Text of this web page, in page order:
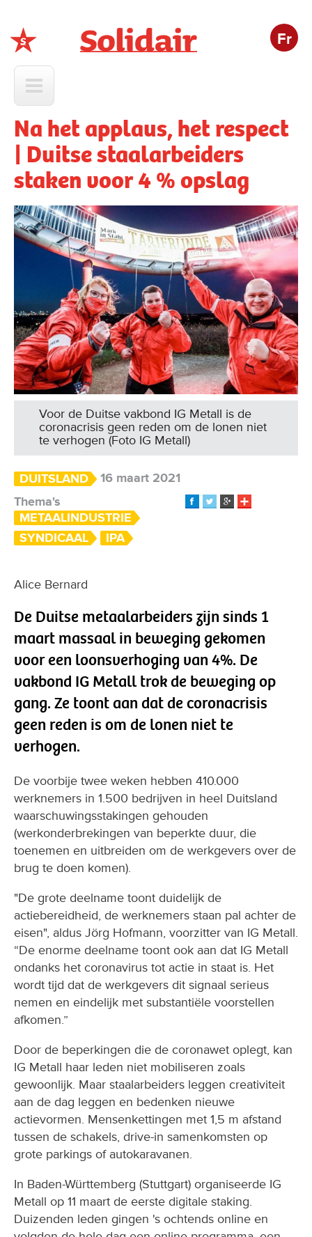
Fr
Na het applaus, het respect
| Duitse staalarbeiders
staken voor 4 % opslag
Voor de Duitse vakbond IG Metall is de
coronacrisis geen reden om de lonen niet
te verhogen (Foto IG Metall)
DUITSLAND
16 maart 2021
Thema's
METAALINDUSTRIE
SYNDICAAL
IPA
Alice Bernard
De Duitse metaalarbeiders zijn sinds 1
maart massaal in beweging gekomen
voor een loonsverhoging van 4%. De
vakbond IG Metall trok de beweging op
gang. Ze toont aan dat de coronacrisis
geen reden is om de lonen niet te
verhogen.
De voorbije twee weken hebben 410.000
werknemers in 1.500 bedrijven in heel Duitsland
waarschuwingsstakingen gehouden
(werkonderbrekingen van beperkte duur, die
toenemen en uitbreiden om de werkgevers over de
brug te doen komen).
"De grote deelname toont duidelijk de
actiebereidheid, de werknemers staan pal achter de
eisen", aldus Jörg Hofmann, voorzitter van IG Metall.
“De enorme deelname toont ook aan dat IG Metall
ondanks het coronavirus tot actie in staat is. Het
wordt tijd dat de werkgevers dit signaal serieus
nemen en eindelijk met substantiële voorstellen
afkomen.”
Door de beperkingen die de coronawet oplegt, kan
IG Metall haar leden niet mobiliseren zoals
gewoonlijk. Maar staalarbeiders leggen creativiteit
aan de dag leggen en bedenken nieuwe
actievormen. Mensenkettingen met 1,5 m afstand
tussen de schakels, drive-in samenkomsten op
grote parkings of autokaravanen.
In Baden-Württemberg (Stuttgart) organiseerde IG
Metall op 11 maart de eerste digitale staking.
Duizenden leden gingen 's ochtends online en